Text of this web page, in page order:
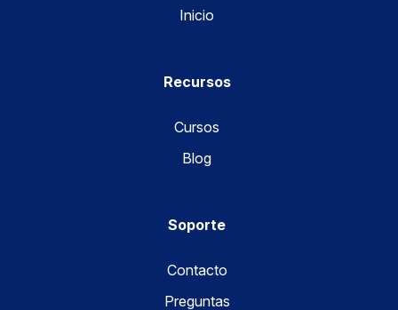
Inicio
Recursos
Cursos
Blog
Soporte
Contacto
Preguntas